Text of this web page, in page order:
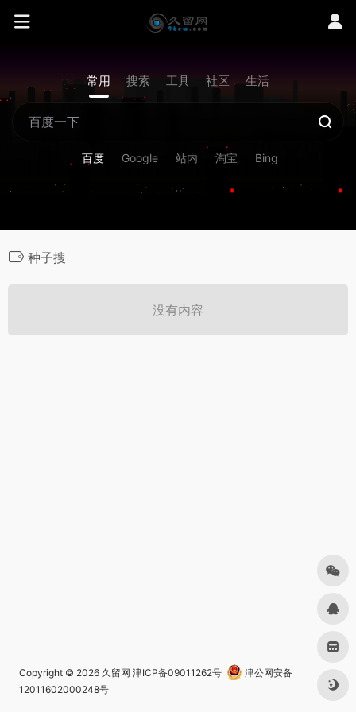
常用 搜索 工具 社区 生活
百度 Google 站内 淘宝 Bing
种子搜
没有内容
Copyright © 2026 久留网 津ICP备09011262号
津公网安备
12011602000248号